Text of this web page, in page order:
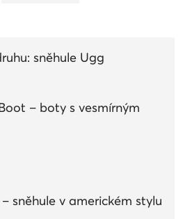
sněhule Ugg
– boty s vesmírným
sněhule v americkém stylu